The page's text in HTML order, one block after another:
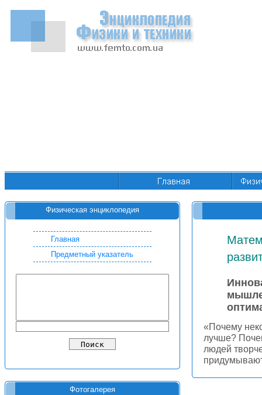
Физическая энциклопедия
Главная
Предметный указатель
Фотогалерея
«Почему
лучше?
людей